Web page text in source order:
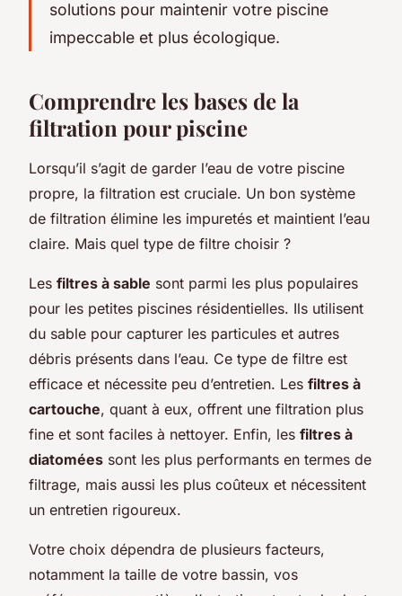
solutions pour maintenir votre piscine
impeccable et plus écologique.
Comprendre les bases de la
filtration pour piscine
Lorsqu’il s’agit de garder l’eau de votre piscine
propre, la filtration est cruciale. Un bon système
de filtration élimine les impuretés et maintient l’eau
claire. Mais quel type de filtre choisir ?
Les filtres à sable sont parmi les plus populaires
pour les petites piscines résidentielles. Ils utilisent
du sable pour capturer les particules et autres
débris présents dans l’eau. Ce type de filtre est
efficace et nécessite peu d’entretien. Les filtres à
cartouche, quant à eux, offrent une filtration plus
fine et sont faciles à nettoyer. Enfin, les filtres à
diatomées sont les plus performants en termes de
filtrage, mais aussi les plus coûteux et nécessitent
un entretien rigoureux.
Votre choix dépendra de plusieurs facteurs,
notamment la taille de votre bassin, vos